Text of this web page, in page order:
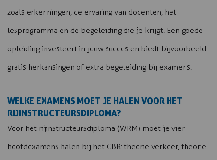
zoals erkenningen, de ervaring van docenten, het
lesprogramma en de begeleiding die je krijgt. Een goede
opleiding investeert in jouw succes en biedt bijvoorbeeld
gratis herkansingen of extra begeleiding bij examens.
WELKE EXAMENS MOET JE HALEN VOOR HET
RIJINSTRUCTEURSDIPLOMA?
Voor het rijinstructeursdiploma (WRM) moet je vier
hoofdexamens halen bij het CBR: theorie verkeer, theorie